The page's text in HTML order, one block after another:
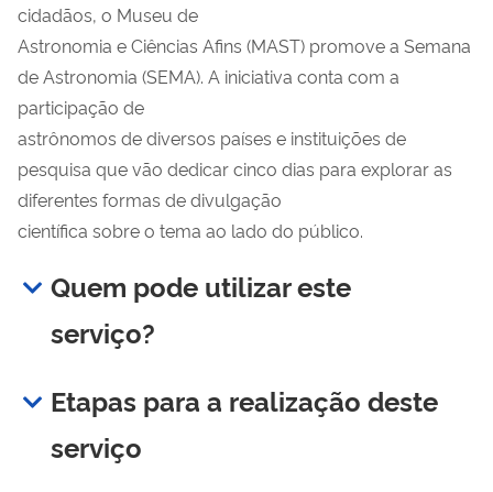
cidadãos, o Museu de
Astronomia e Ciências Afins (MAST) promove a Semana
de Astronomia (SEMA). A iniciativa conta com a
participação de
astrônomos de diversos países e instituições de
pesquisa que vão dedicar cinco dias para explorar as
diferentes formas de divulgação
científica sobre o tema ao lado do público.
Quem pode utilizar este
serviço?
Etapas para a realização deste
serviço